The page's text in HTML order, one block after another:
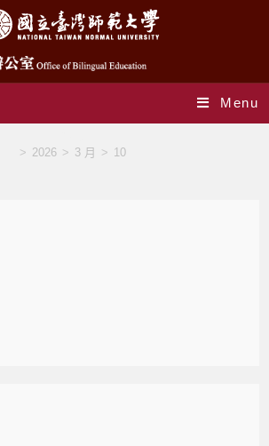
Menu
> 2026 > 3 月 > 10